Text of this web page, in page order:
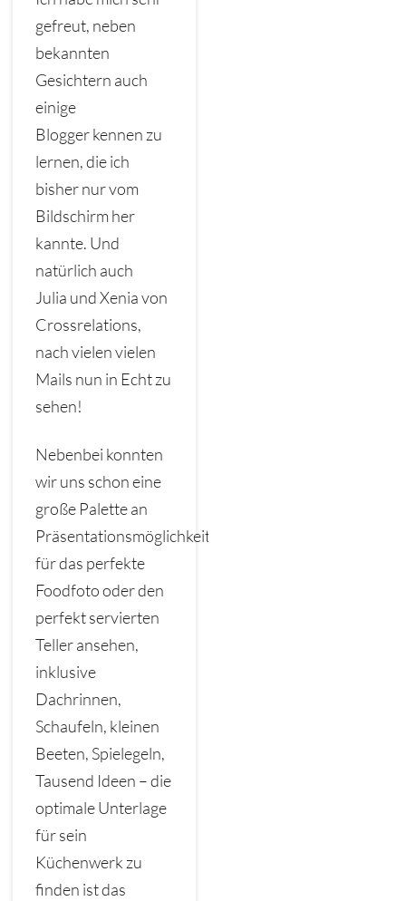
gefreut, neben
bekannten
Gesichtern auch
einige
Blogger kennen zu
lernen, die ich
bisher nur vom
Bildschirm her
kannte. Und
natürlich auch
Julia und Xenia von
Crossrelations,
nach vielen vielen
Mails nun in Echt zu
sehen!
Nebenbei konnten
wir uns schon eine
große Palette an
Präsentationsmöglichkeiten
für das perfekte
Foodfoto oder den
perfekt servierten
Teller ansehen,
inklusive
Dachrinnen,
Schaufeln, kleinen
Beeten, Spielegeln,
Tausend Ideen – die
optimale Unterlage
für sein
Küchenwerk zu
finden ist das